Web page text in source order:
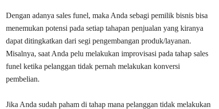
Dengan adanya sales funel, maka Anda sebagi pemilik bisnis bisa
menemukan potensi pada setiap tahapan penjualan yang kiranya
dapat ditingkatkan dari segi pengembangan produk/layanan.
Misalnya, saat Anda pelu melakukan improvisasi pada tahap sales
funel ketika pelanggan tidak pernah melakukan konversi
pembelian.
Jika Anda sudah paham di tahap mana pelanggan tidak melakukan